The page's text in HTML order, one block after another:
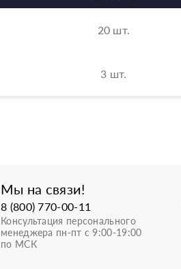
20 шт.
3 шт.
Мы на связи!
8 (800) 770-00-11
Консультация персонального
менеджера пн-пт с 9:00-19:00
по МСК